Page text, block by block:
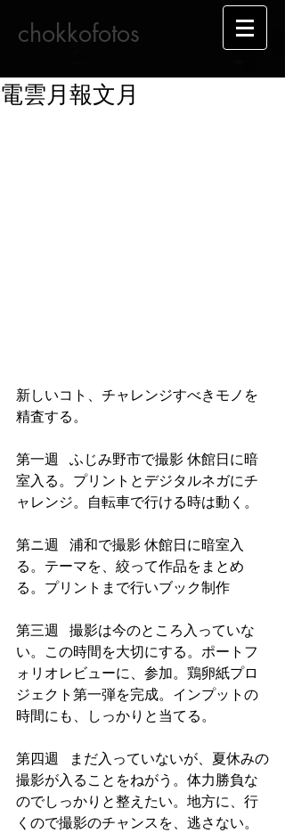
chokkofotos
電雲月報文月
新しいコト、チャレンジすべきモノを
精査する。
第一週   ふじみ野市で撮影 休館日に暗
室入る。プリントとデジタルネガにチ
ャレンジ。自転車で行ける時は動く。
第ニ週   浦和で撮影 休館日に暗室入
る。テーマを、絞って作品をまとめ
る。プリントまで行いブック制作
第三週   撮影は今のところ入っていな
い。この時間を大切にする。ポートフ
ォリオレビューに、参加。鶏卵紙プロ
ジェクト第一弾を完成。インプットの
時間にも、しっかりと当てる。
第四週   まだ入っていないが、夏休みの
撮影が入ることをねがう。体力勝負な
のでしっかりと整えたい。地方に、行
くので撮影のチャンスを、逃さない。